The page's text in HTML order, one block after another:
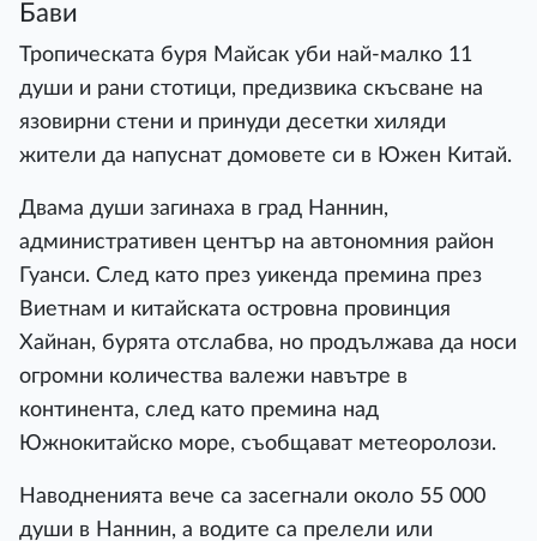
Бави
Тропическата буря Майсак уби най-малко 11
души и рани стотици, предизвика скъсване на
язовирни стени и принуди десетки хиляди
жители да напуснат домовете си в Южен Китай.
Двама души загинаха в град Наннин,
административен център на автономния район
Гуанси. След като през уикенда премина през
Виетнам и китайската островна провинция
Хайнан, бурята отслабва, но продължава да носи
огромни количества валежи навътре в
континента, след като премина над
Южнокитайско море, съобщават метеоролози.
Наводненията вече са засегнали около 55 000
души в Наннин, а водите са прелели или